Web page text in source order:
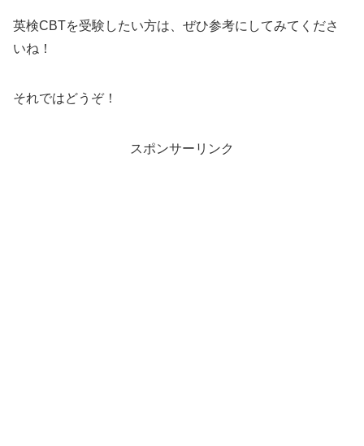
英検CBTを受験したい方は、ぜひ参考にしてみてくださ
いね！
それではどうぞ！
スポンサーリンク